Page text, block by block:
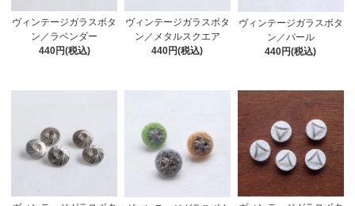
ヴィンテージガラスボタ
ン／ラベンダー
440円(税込)
ヴィンテージガラスボタ
ン／メタルスクエア
440円(税込)
ヴィンテージガラスボタ
ン／パール
440円(税込)